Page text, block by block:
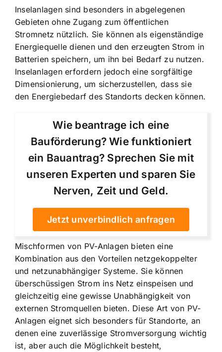
Inselanlagen sind besonders in abgelegenen
Gebieten ohne Zugang zum öffentlichen
Stromnetz nützlich. Sie können als eigenständige
Energiequelle dienen und den erzeugten Strom in
Batterien speichern, um ihn bei Bedarf zu nutzen.
Inselanlagen erfordern jedoch eine sorgfältige
Dimensionierung, um sicherzustellen, dass sie
den Energiebedarf des Standorts decken können.
Wie beantrage ich eine
Bauförderung? Wie funktioniert
ein Bauantrag? Sprechen Sie mit
unseren Experten und sparen Sie
Nerven, Zeit und Geld.
Jetzt unverbindlich anfragen
Mischformen von PV-Anlagen bieten eine
Kombination aus den Vorteilen netzgekoppelter
und netzunabhängiger Systeme. Sie können
überschüssigen Strom ins Netz einspeisen und
gleichzeitig eine gewisse Unabhängigkeit von
externen Stromquellen bieten. Diese Art von PV-
Anlagen eignet sich besonders für Standorte, an
denen eine zuverlässige Stromversorgung wichtig
ist, aber auch die Möglichkeit besteht,